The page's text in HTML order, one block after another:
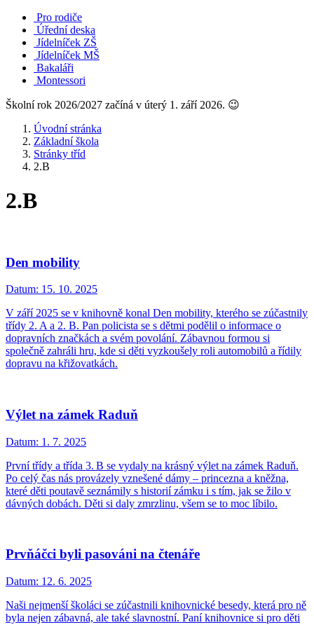
Pro rodiče
Úřední deska
Jídelníček ZŠ
Jídelníček MŠ
Bakaláři
Montessori
Školní rok 2026/2027 začíná v úterý 1. září 2026. 😉
Úvodní stránka
Základní škola
Stránky tříd
2.B
2.B
Den mobility
Datum: 15. 10. 2025
V září 2025 se v knihovně konal Den mobility, kterého se zúčastnily
třídy 2. A a 2. B. Pan policista se s dětmi podělil o informace o
dopravních značkách a svém povolání. Zábavnou formou si
společně zahráli hru, kde si děti vyzkoušely roli automobilů a řídily
dopravu na křižovatkách.
Výlet na zámek Raduň
Datum: 1. 7. 2025
První třídy a třída 3. B se vydaly na krásný výlet na zámek Raduň.
Po celý čas nás provázely vznešené dámy – princezna a kněžna,
které děti poutavě seznámily s historií zámku i s tím, jak se žilo v
dávných dobách. Děti si daly zmrzlinu, všem se to moc líbilo.
Prvňáčci byli pasováni na čtenáře
Datum: 12. 6. 2025
Naši nejmenší školáci se zúčastnili knihovnické besedy, která pro ně
byla nejen zábavná, ale také slavnostní. Paní knihovnice si pro děti